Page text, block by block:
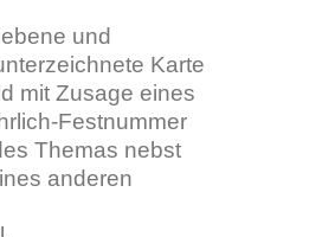
und
Karte
mit Zusage eines
Festnummer
Themas nebst
anderen